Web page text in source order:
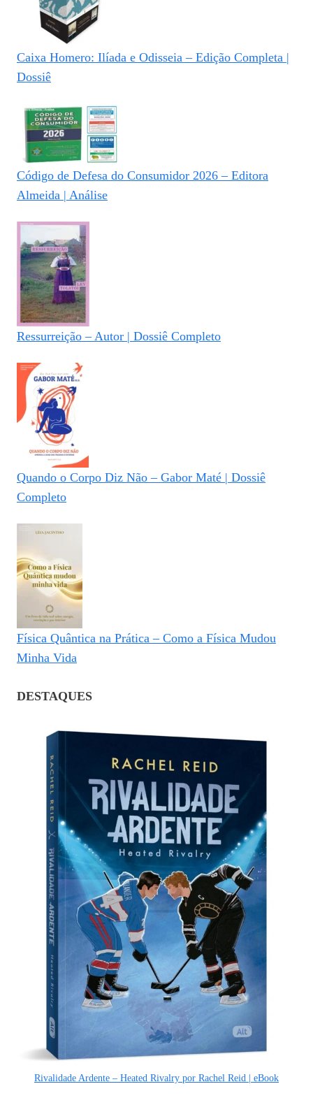
Caixa Homero: Ilíada e Odisseia – Edição Completa |
Dossiê
Código de Defesa do Consumidor 2026 – Editora
Almeida | Análise
Ressurreição – Autor | Dossiê Completo
Quando o Corpo Diz Não – Gabor Maté | Dossiê
Completo
Física Quântica na Prática – Como a Física Mudou
Minha Vida
DESTAQUES
Rivalidade Ardente – Heated Rivalry por Rachel Reid | eBook